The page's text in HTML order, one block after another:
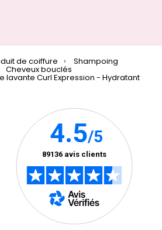
de coiffure Shampoing
Cheveux bouclés
lavante Curl Expression - Hydratant